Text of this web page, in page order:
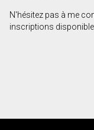
N'hésitez pas à me
inscriptions